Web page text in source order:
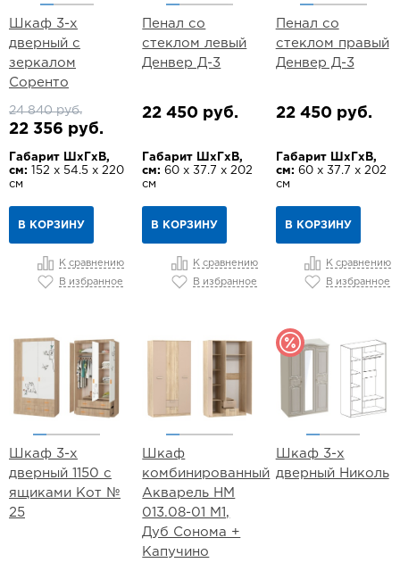
Шкаф 3-х
дверный с
зеркалом
Соренто
24 840 руб.
22 356 руб.
Габарит ШхГхВ,
см: 152 х 54.5 х 220
см
В КОРЗИНУ
К сравнению
В избранное
Пенал со
стеклом левый
Денвер Д-3
22 450 руб.
Габарит ШхГхВ,
см: 60 х 37.7 х 202
см
В КОРЗИНУ
К сравнению
В избранное
Пенал со
стеклом правый
Денвер Д-3
22 450 руб.
Габарит ШхГхВ,
см: 60 х 37.7 х 202
см
В КОРЗИНУ
К сравнению
В избранное
Шкаф 3-х
дверный 1150 с
ящиками Кот №
25
Шкаф
комбинированный
Акварель НМ
013.08-01 М1,
Дуб Сонома +
Капучино
Шкаф 3-х
дверный Николь